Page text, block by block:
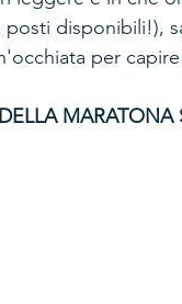
disponibili!),
per
MARATONA